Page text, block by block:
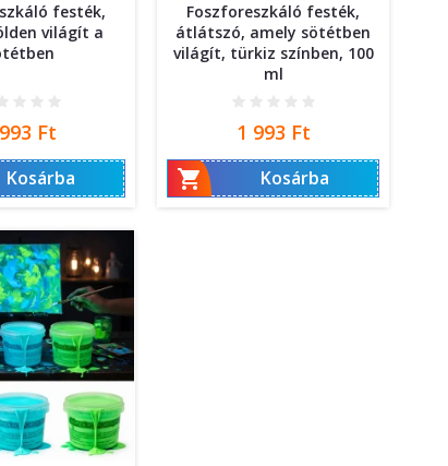
festék,
világít a
Ft
Kosárba
Foszforeszkáló festék,
átlátszó, amely sötétben
világít, türkiz színben, 100
ml
Ár
1 993 Ft

Kosárba